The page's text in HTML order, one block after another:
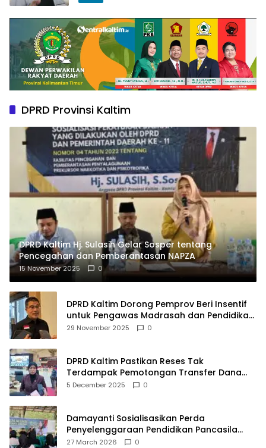
DPRD Provinsi Kaltim
DPRD Kaltim Hj. Sulasih Gelar Sosper tentang
Pencegahan dan Pemberantasan NAPZA
15 November 2025 0
DPRD Kaltim Dorong Pemprov Beri Insentif
untuk Pengawas Madrasah dan Pendidikan
Agama
29 November 2025 0
DPRD Kaltim Pastikan Reses Tak
Terdampak Pemotongan Transfer Dana
Pusat
5 December 2025 0
Damayanti Sosialisasikan Perda
Penyelenggaraan Pendidikan Pancasila
dan Wawasan Kebangsaan
27 March 2026 0